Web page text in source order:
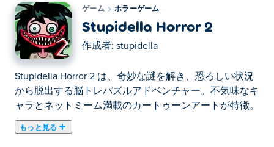
ゲーム ホラーゲーム
Stupidella Horror 2
作成者: stupidella
Stupidella Horror 2 は、奇妙な謎を解き、恐ろしい状況
から脱出する脳トレパズルアドベンチャー。不気味なキ
ャラとネットミーム満載のカートゥーンアートが特徴。
もっと見る